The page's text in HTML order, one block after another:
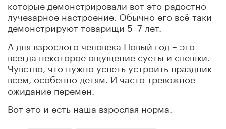
которые демонстрировали вот это радостно-
лучезарное настроение. Обычно его всё-таки
демонстрируют товарищи 5–7 лет.
А для взрослого человека Новый год – это
всегда некоторое ощущение суеты и спешки.
Чувство, что нужно успеть устроить праздник
всем, особенно детям. И часто тревожное
ожидание перемен.
Вот это и есть наша взрослая норма.